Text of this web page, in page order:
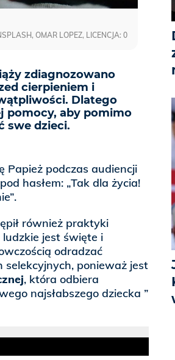
zdiagnozowano
cierpieniem i
Dlatego
pomocy, aby pomimo
swe dzieci.
OMAR LOPEZ, LICENCJA: 0
Papież podczas audiencji
hasłem: „Tak dla życia!
również praktyki
ludzkie jest święte i
odradzać
ponieważ jest
, która odbiera
najsłabszego dziecka ”